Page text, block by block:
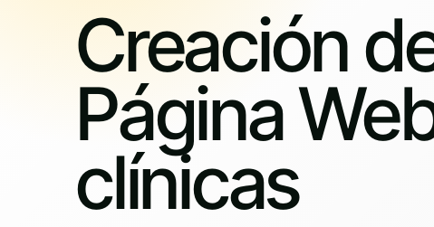
Creación
Página
clínicas